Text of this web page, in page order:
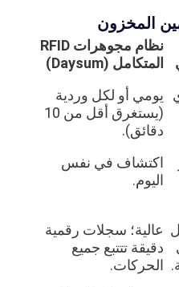
المخزون
نظام مجوهرات RFID
المتكامل (Daysum)
يومي أو لكل وردية
(يستغرق أقل من 10
دقائق).
اكتشاف في نفس
اليوم.
عالية؛ سجلات رقمية
دقيقة تتتبع جميع
الحركات.